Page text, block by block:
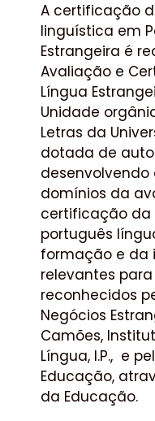
A certificação
linguística em
Estrangeira é
Avaliação e
Língua
Unidade
Letras da
dotada de
domínios da
certificação da
português
formação e da
relevantes
reconhecidos
Negócios
Camões,
Língua, I.P., e
Educação,
da Educação.